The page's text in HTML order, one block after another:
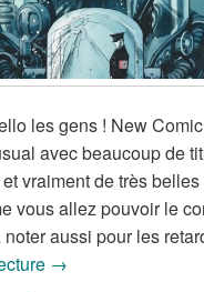
les gens ! New
avec beaucoup de
vraiment de très
vous allez pouvoir le
aussi pour les
Sorties des
→